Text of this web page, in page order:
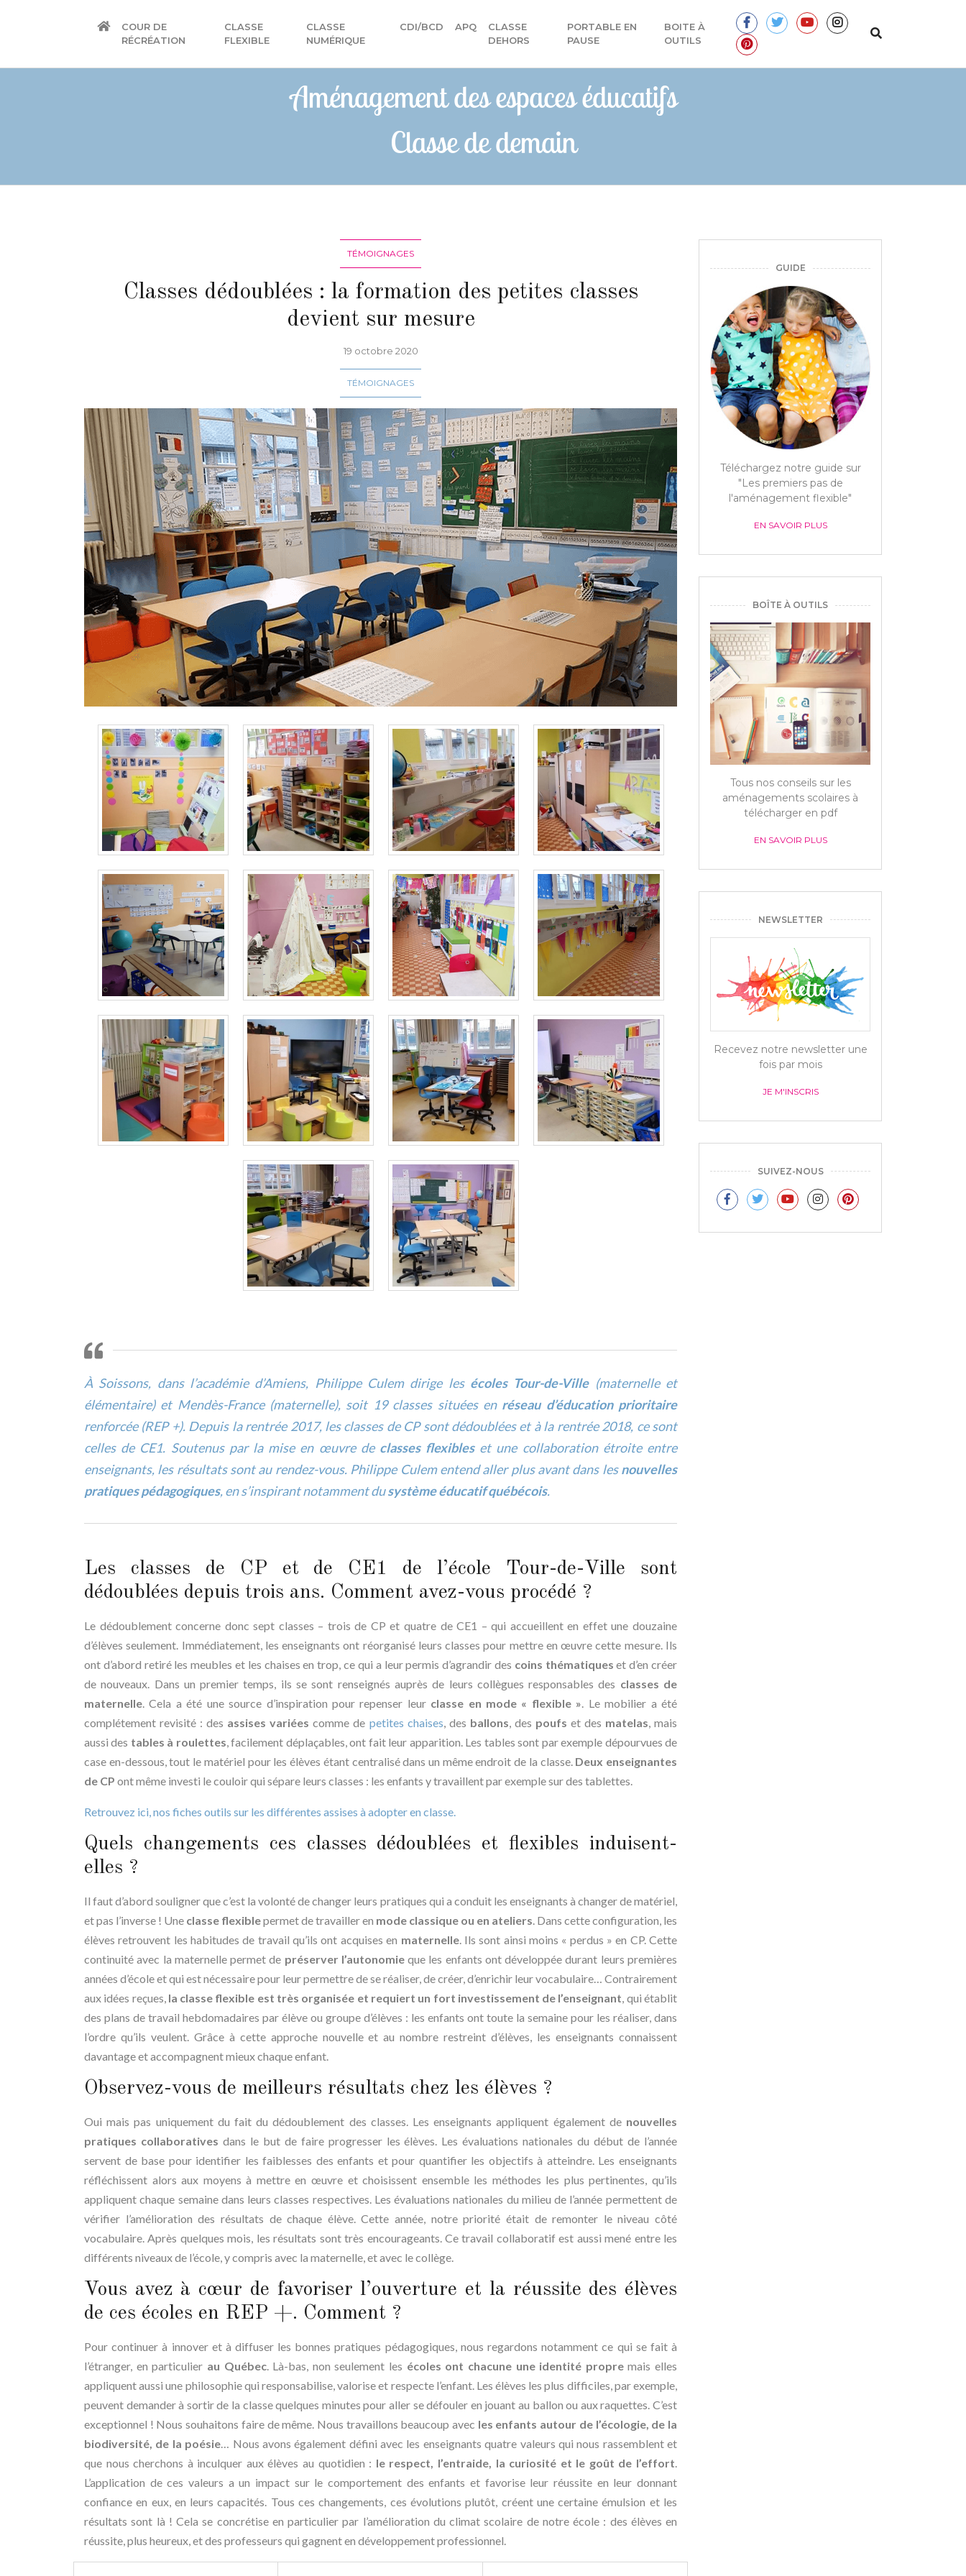
COUR DE
RÉCRÉATION
CLASSE
FLEXIBLE
CLASSE
NUMÉRIQUE
CDI/BCD APQ
CLASSE
DEHORS
PORTABLE EN
PAUSE
BOITE À
OUTILS
Aménagement des espaces éducatifs
Classe de demain
TÉMOIGNAGES
Classes dédoublées : la formation des petites classes
devient sur mesure
19 octobre 2020
TÉMOIGNAGES
À Soissons, dans l’académie d’Amiens, Philippe Culem dirige les écoles Tour-de-Ville(maternelle et
élémentaire) et Mendès-France (maternelle), soit 19 classes situées en réseau d’éducation prioritaire
renforcée (REP +). Depuis la rentrée 2017, les classes de CP sont dédoublées et à la rentrée 2018, ce sont
celles de CE1. Soutenus par la mise en œuvre de classes flexibleset une collaboration étroite entre
enseignants, les résultats sont au rendez-vous. Philippe Culem entend aller plus avant dans lesnouvelles
pratiques pédagogiques, en s’inspirant notamment dusystème éducatif québécois.
Les classes de CP et de CE1 de l’école Tour-de-Ville sont
dédoublées depuis trois ans. Comment avez-vous procédé ?
Le dédoublement concerne donc sept classes – trois de CP et quatre de CE1 – qui accueillent en effet une douzaine
d’élèves seulement. Immédiatement, les enseignants ont réorganisé leurs classes pour mettre en œuvre cette mesure. Ils
ont d’abord retiré les meubles et les chaises en trop, ce qui a leur permis d’agrandir des coins thématiqueset d’en créer
de nouveaux. Dans un premier temps, ils se sont renseignés auprès de leurs collègues responsables des classes de
maternelle. Cela a été une source d’inspiration pour repenser leur classe en mode « flexible ». Le mobilier a été
complétement revisité : des assises variées comme de petites chaises, des ballons, des poufs et des matelas, mais
aussi des tables à roulettes, facilement déplaçables, ont fait leur apparition. Les tables sont par exemple dépourvues de
case en-dessous, tout le matériel pour les élèves étant centralisé dans un même endroit de la classe. Deux enseignantes
de CP ont même investi le couloir qui sépare leurs classes : les enfants y travaillent par exemple sur des tablettes.
Retrouvez ici, nos fiches outils sur les différentes assises à adopter en classe.
Quels changements ces classes dédoublées et flexibles induisent-
elles ?
Il faut d’abord souligner que c’est la volonté de changer leurs pratiques qui a conduit les enseignants à changer de matériel,
et pas l’inverse ! Une classe flexiblepermet de travailler en mode classique ou en ateliers. Dans cette configuration, les
élèves retrouvent les habitudes de travail qu’ils ont acquises en maternelle. Ils sont ainsi moins « perdus » en CP. Cette
continuité avec la maternelle permet de préserver l’autonomieque les enfants ont développée durant leurs premières
années d’école et qui est nécessaire pour leur permettre de se réaliser, de créer, d’enrichir leur vocabulaire… Contrairement
aux idées reçues, la classe flexible est très organisée et requiert un fort investissement de l’enseignant, qui établit
des plans de travail hebdomadaires par élève ou groupe d’élèves : les enfants ont toute la semaine pour les réaliser, dans
l’ordre qu’ils veulent. Grâce à cette approche nouvelle et au nombre restreint d’élèves, les enseignants connaissent
davantage et accompagnent mieux chaque enfant.
Observez-vous de meilleurs résultats chez les élèves ?
Oui mais pas uniquement du fait du dédoublement des classes. Les enseignants appliquent également de nouvelles
pratiques collaboratives dans le but de faire progresser les élèves. Les évaluations nationales du début de l’année
servent de base pour identifier les faiblesses des enfants et pour quantifier les objectifs à atteindre. Les enseignants
réfléchissent alors aux moyens à mettre en œuvre et choisissent ensemble les méthodes les plus pertinentes, qu’ils
appliquent chaque semaine dans leurs classes respectives. Les évaluations nationales du milieu de l’année permettent de
vérifier l’amélioration des résultats de chaque élève. Cette année, notre priorité était de remonter le niveau côté
vocabulaire. Après quelques mois, les résultats sont très encourageants. Ce travail collaboratif est aussi mené entre les
différents niveaux de l’école, y compris avec la maternelle, et avec le collège.
Vous avez à cœur de favoriser l’ouverture et la réussite des élèves
de ces écoles en REP +. Comment ?
Pour continuer à innover et à diffuser les bonnes pratiques pédagogiques, nous regardons notamment ce qui se fait à
l’étranger, en particulier au Québec. Là-bas, non seulement les écoles ont chacune une identité propremais elles
appliquent aussi une philosophie qui responsabilise, valorise et respecte l’enfant. Les élèves les plus difficiles, par exemple,
peuvent demander à sortir de la classe quelques minutes pour aller se défouler en jouant au ballon ou aux raquettes. C’est
exceptionnel ! Nous souhaitons faire de même. Nous travaillons beaucoup avec les enfants autour de l’écologie, de la
biodiversité, de la poésie… Nous avons également défini avec les enseignants quatre valeurs qui nous rassemblent et
que nous cherchons à inculquer aux élèves au quotidien : le respect, l’entraide, la curiosité et le goût de l’effort.
L’application de ces valeurs a un impact sur le comportement des enfants et favorise leur réussite en leur donnant
confiance en eux, en leurs capacités. Tous ces changements, ces évolutions plutôt, créent une certaine émulsion et les
résultats sont là ! Cela se concrétise en particulier par l’amélioration du climat scolaire de notre école : des élèves en
réussite, plus heureux, et des professeurs qui gagnent en développement professionnel.
GUIDE
Téléchargez notre guide sur
"Les premiers pas de
l'aménagement flexible"
EN SAVOIR PLUS
BOÎTE À OUTILS
Tous nos conseils sur les
aménagements scolaires à
télécharger en pdf
EN SAVOIR PLUS
NEWSLETTER
Recevez notre newsletter une
fois par mois
JE M'INSCRIS
SUIVEZ-NOUS